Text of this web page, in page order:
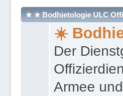
★ ★ Bodhietologie ULC
☀️
Der
Armee